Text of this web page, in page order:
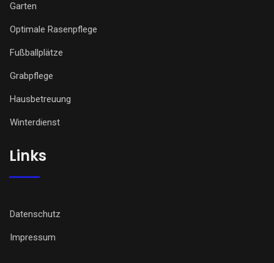
Garten
Optimale Rasenpflege
Fußballplätze
Grabpflege
Hausbetreuung
Winterdienst
Links
Datenschutz
Impressum